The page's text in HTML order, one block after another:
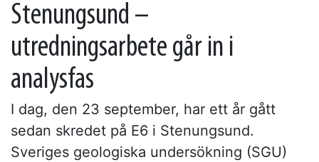
Stenungsund –
utredningsarbete går in i
analysfas
I dag, den 23 september, har ett år gått
sedan skredet på E6 i Stenungsund.
Sveriges geologiska undersökning (SGU)